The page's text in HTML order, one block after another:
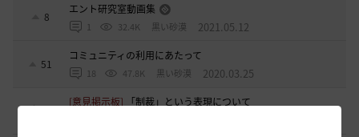
8
エント研究室動画集
1 32.4K 黒い砂漠 2021.05.12
51
コミュニティの利用にあたって
18 47.8K 黒い砂漠 2020.03.25
2
[意見掲示板] 「制裁」という表現について